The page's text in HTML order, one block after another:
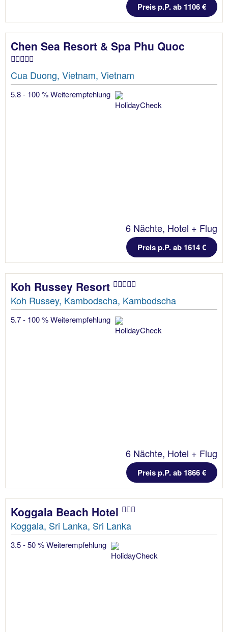
Preis p.P. ab 1106 €
Chen Sea Resort & Spa Phu Quoc
Cua Duong, Vietnam, Vietnam
5.8 - 100 % Weiterempfehlung
6 Nächte, Hotel + Flug
Preis p.P. ab 1614 €
Koh Russey Resort
Koh Russey, Kambodscha, Kambodscha
5.7 - 100 % Weiterempfehlung
6 Nächte, Hotel + Flug
Preis p.P. ab 1866 €
Koggala Beach Hotel
Koggala, Sri Lanka, Sri Lanka
3.5 - 50 % Weiterempfehlung